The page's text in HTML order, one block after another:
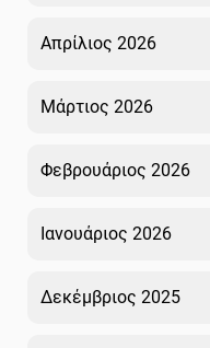
Απρίλιος 2026
Μάρτιος 2026
Φεβρουάριος 2026
Ιανουάριος 2026
Δεκέμβριος 2025